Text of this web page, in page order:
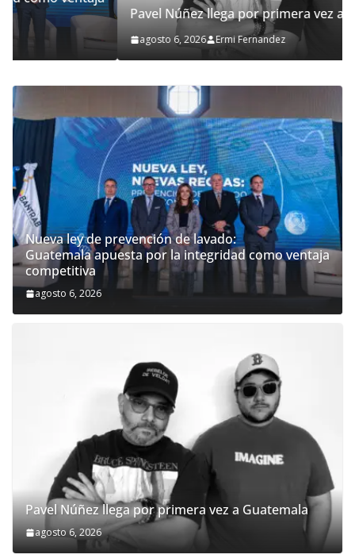
Pavel Núñez llega por primera vez a Guatemala
agosto 6, 2026 Ermi Fernandez
Nueva ley de prevención de lavado:
Guatemala apuesta por la integridad como ventaja
competitiva
agosto 6, 2026
Pavel Núñez llega por primera vez a Guatemala
agosto 6, 2026